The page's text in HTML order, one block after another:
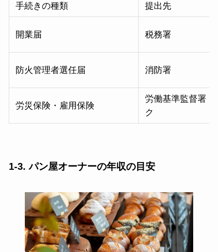
手続きの種類 提出先
開業届 税務署
防火管理者選任届 消防署
労災保険・雇用保険
労働基準監督署・
ク
1-3. パン屋オーナーの年収の目安